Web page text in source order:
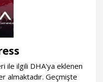
ile ilgili DHA'ya eklenen
almaktadır. Geçmişte